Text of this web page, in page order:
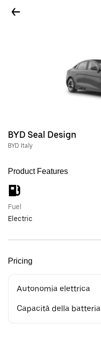
BYD Seal Design
BYD Italy
Product Features
Fuel
Electric
Pricing
Autonomia elettrica
Capacità della batteria